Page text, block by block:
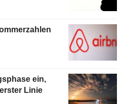
ein,
Linie